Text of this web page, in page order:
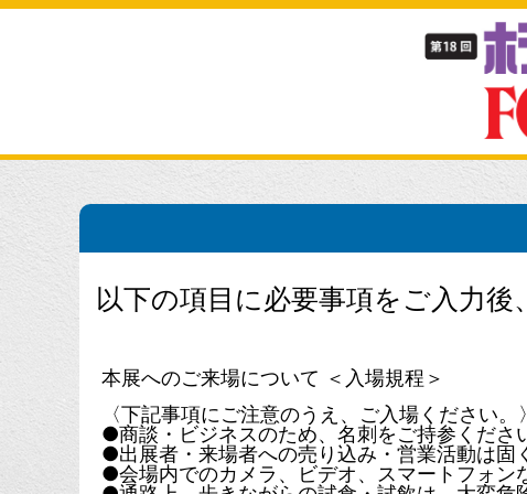
以下の項目に必要事項をご入力
本展へのご来場について ＜入場規程＞
〈下記事項にご注意のうえ、ご入場ください。〉
●商談・ビジネスのため、名刺をご持参くださ
●出展者・来場者への売り込み・営業活動は固
●会場内でのカメラ、ビデオ、スマートフォン